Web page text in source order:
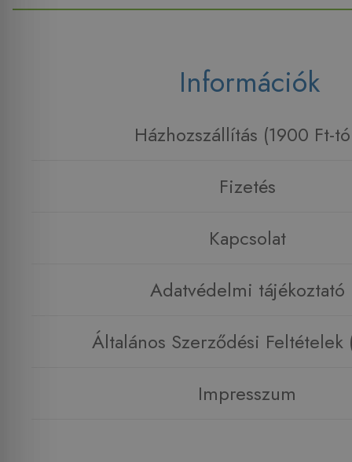
Információk
Házhozszállítás (1900 Ft-
Fizetés
Kapcsolat
Adatvédelmi tájékoztató
Általános Szerződési Feltételek
Impresszum